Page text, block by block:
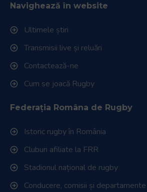
Navighează în website
Ultimele știri
Transmisii live și reluări
Contactează-ne
Cum se joacă Rugby
Federația Româna de Rugby
Istoric rugby în România
Cluburi afiliate la FRR
Stadionul național de rugby
Conducere, comisii și departamente